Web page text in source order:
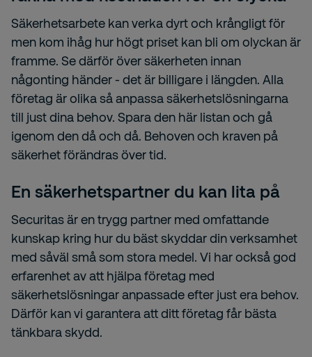
Säkerhetsarbete kan verka dyrt och krångligt för
men kom ihåg hur högt priset kan bli om olyckan är
framme. Se därför över säkerheten innan
någonting händer - det är billigare i längden. Alla
företag är olika så anpassa säkerhetslösningarna
till just dina behov. Spara den här listan och gå
igenom den då och då. Behoven och kraven på
säkerhet förändras över tid.
En säkerhetspartner du kan lita på
Securitas är en trygg partner med omfattande
kunskap kring hur du bäst skyddar din verksamhet
med såväl små som stora medel. Vi har också god
erfarenhet av att hjälpa företag med
säkerhetslösningar anpassade efter just era behov.
Därför kan vi garantera att ditt företag får bästa
tänkbara skydd.